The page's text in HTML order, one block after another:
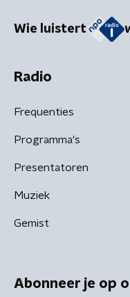
Wie luistert
Radio
Frequenties
Programma's
Presentatoren
Muziek
Gemist
Abonneer je op